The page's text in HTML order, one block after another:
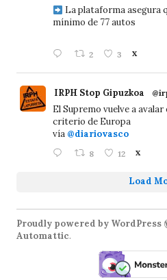
La plataforma asegura
mínimo de 77 autos
2 3 X
IRPH Stop Gipuzkoa
El Supremo vuelve a avalar
criterio de Europa
vía @diariovasco
8 12 X
Load
Proudly powered by WordPress
Automattic.